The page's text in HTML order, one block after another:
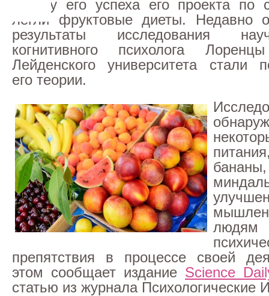
основу его успеха его проекта по
легли фруктовые диеты. Недавно
результаты исследования
когнитивного психолога
Лейденского университета стали
его теории.
людям
препятствия в процессе своей
этом сообщает издание Science
статью из журнала Психологические